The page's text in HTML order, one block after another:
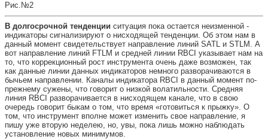
Рис.№2
В долгосрочной тенденции ситуация пока остается неизменной -
индикаторы сигнализируют о нисходящей тенденции. Об этом нам в
данный момент свидетельствует направление линий SATL и STLM. А
вот направление линий FTLM и средней линии RBCI указывает нам на
то, что коррекционный рост инструмента очень даже возможен, так
как данные линии данных индикаторов немного разворачиваются в
бычьем направлении. Каналы индикатора RBCI в данный момент по-
прежнему сужены, что говорит о низкой волатильности. Средняя
линия RBCI разворачивается в нисходящем канале, что в свою
очередь говорит быкам о том, что время «готовиться к прыжку». О
том, что инструмент вполне может изменить свое направление, я
пишу уже вторую неделею, но, увы, пока лишь можно наблюдать
установление новых минимумов.